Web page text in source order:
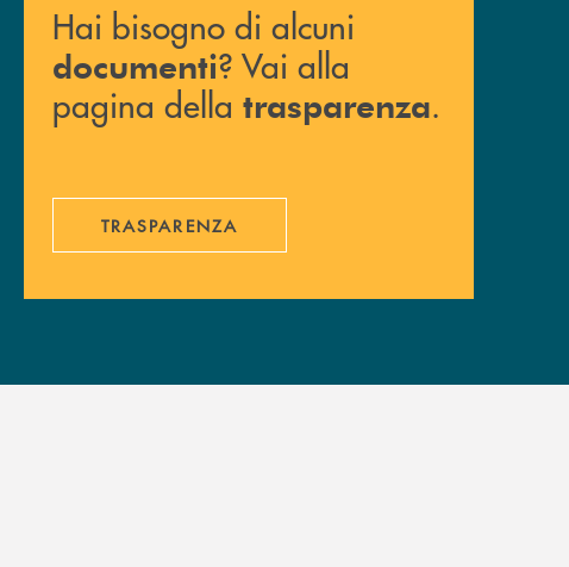
Hai bisogno di alcuni
documenti? Vai alla
pagina della trasparenza.
TRASPARENZA